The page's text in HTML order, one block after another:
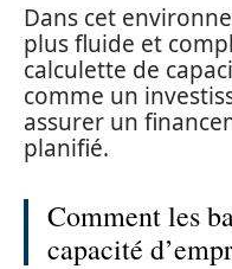
Dans cet
plus fluide et
calculette de
comme un
assurer un
planifié.
Comment les
capacité